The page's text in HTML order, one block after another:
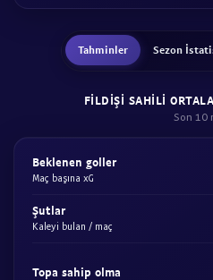
Tahminler Sezon
FILDIŞI SAHILI
Son 10
Beklenen goller
Maç başına xG
Şutlar
Kaleyi bulan / maç
Topa sahip olma